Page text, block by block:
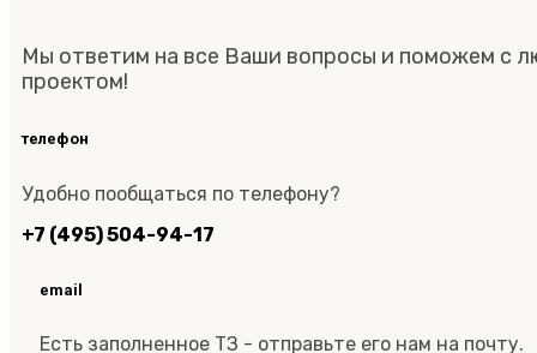
Мы ответим на все Ваши вопросы и поможем с
проектом!
телефон
Удобно пообщаться по телефону?
+7 (495) 504-94-17
email
Есть заполненное ТЗ - отправьте его нам на почту.